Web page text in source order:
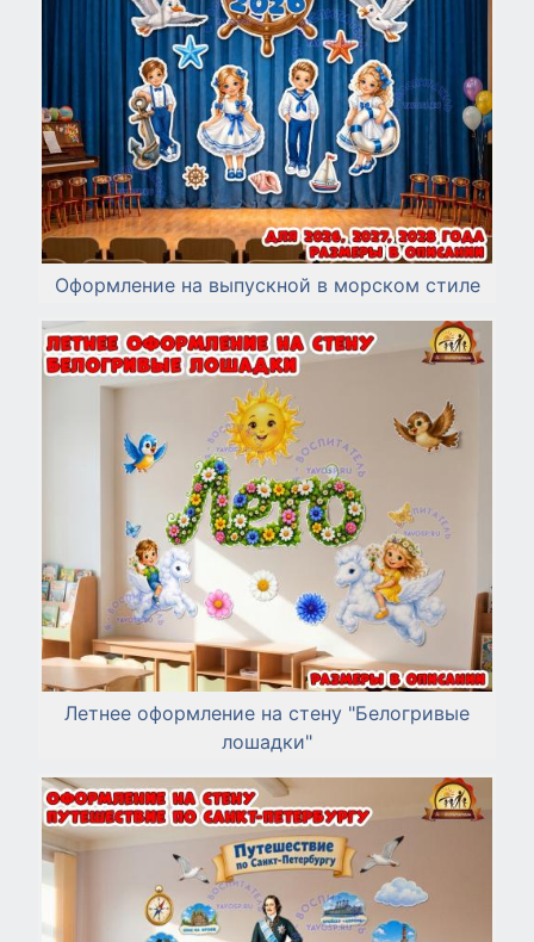
Оформление на выпускной в морском стиле
Летнее оформление на стену "Белогривые
лошадки"